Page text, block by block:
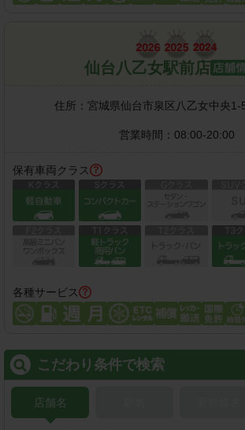
仙台八乙女駅前店
住所： 宮城県仙台市泉区八乙女中央1-
営業時間： 08:00-20:00
保有車両クラス
各種サービス
こだわり条件で検索
店舗名